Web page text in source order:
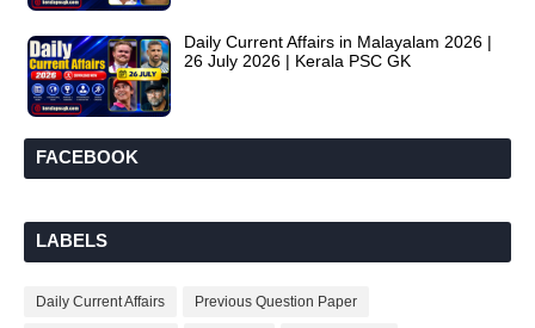
Daily Current Affairs in Malayalam 2026 |
26 July 2026 | Kerala PSC GK
FACEBOOK
LABELS
Daily Current Affairs Previous Question Paper